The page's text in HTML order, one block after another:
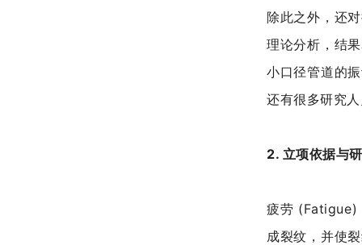
除此之外，还
理论分析，结
小口径管道的
还有很多研究
2. 立项依据与
疲劳 (Fatigue)
成裂纹，并使